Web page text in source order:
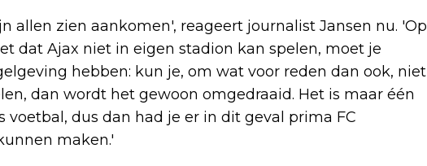
allen zien aankomen', reageert journalist Jansen nu. 'Op
dat Ajax niet in eigen stadion kan spelen, moet je
hebben: kun je, om wat voor reden dan ook, niet
dan wordt het gewoon omgedraaid. Het is maar één
voetbal, dus dan had je er in dit geval prima FC
maken.'